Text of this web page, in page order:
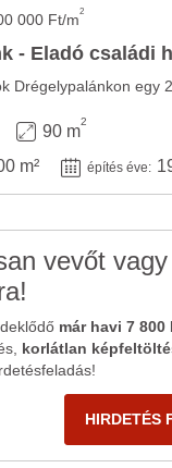
000 Ft/m2
- Eladó családi
90 m
2
m² építés éve:
vevőt
már havi 7 800
korlátlan
HIRDETÉS